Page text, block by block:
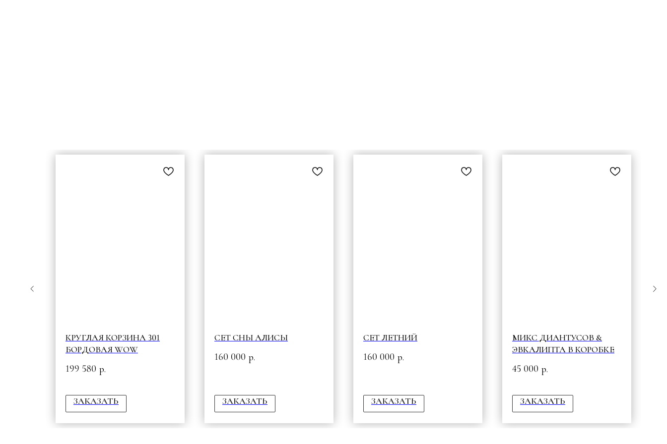
КРУГЛАЯ КОРЗИНА 301
БОРДОВАЯ WOW
199 580 р.
ЗАКАЗАТЬ
СЕТ СНЫ АЛИСЫ
160 000 р.
ЗАКАЗАТЬ
СЕТ ЛЕТНИЙ
160 000 р.
ЗАКАЗАТЬ
МИКС ДИАНТУСОВ &
ЭВКАЛИПТА В КОРОБКЕ
45 000 р.
ЗАКАЗАТЬ